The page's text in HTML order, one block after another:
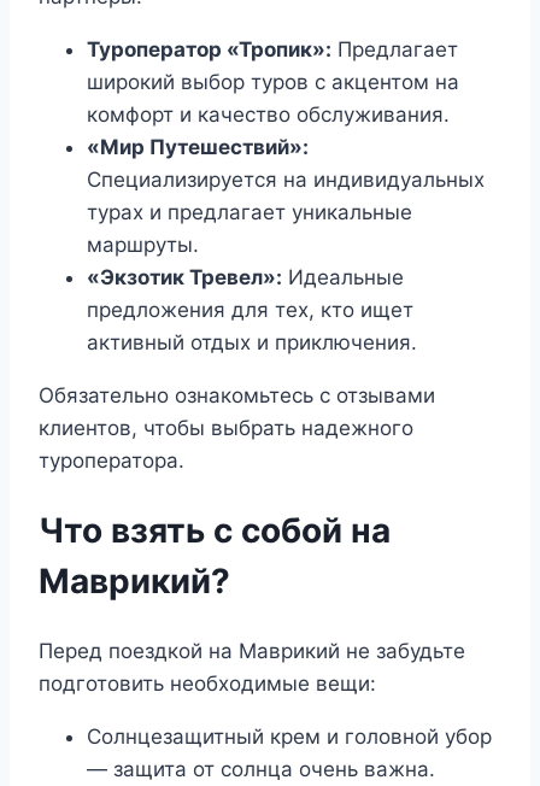
Туроператор «Тропик»: Предлагает
широкий выбор туров с акцентом на
комфорт и качество обслуживания.
«Мир Путешествий»:
Специализируется на индивидуальных
турах и предлагает уникальные
маршруты.
«Экзотик Тревел»: Идеальные
предложения для тех, кто ищет
активный отдых и приключения.
Обязательно ознакомьтесь с отзывами
клиентов, чтобы выбрать надежного
туроператора.
Что взять с собой на
Маврикий?
Перед поездкой на Маврикий не забудьте
подготовить необходимые вещи:
Солнцезащитный крем и головной убор
— защита от солнца очень важна.